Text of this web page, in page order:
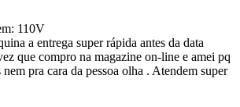
110V
a entrega super rápida antes da data
que compro na magazine on-line e amei pq
pra cara da pessoa olha . Atendem super